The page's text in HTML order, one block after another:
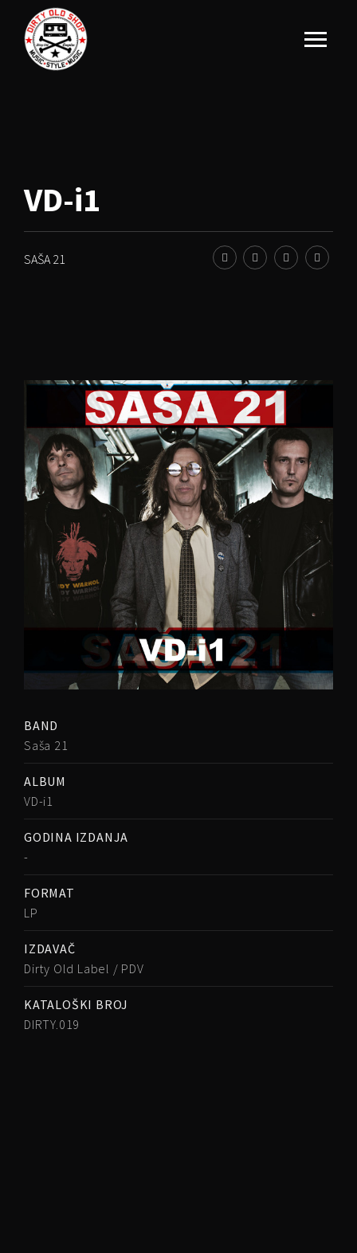
VD-i1
SAŠA 21
BAND
Saša 21
ALBUM
VD-i1
GODINA IZDANJA
-
FORMAT
LP
IZDAVAČ
Dirty Old Label / PDV
KATALOŠKI BROJ
DIRTY.019